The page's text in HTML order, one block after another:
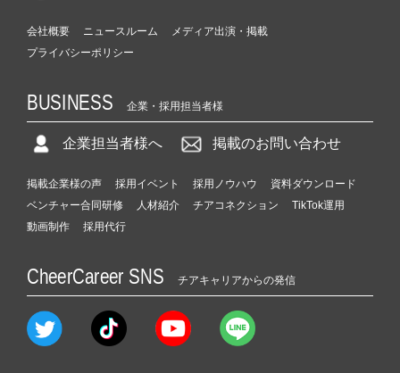
会社概要 ニュースルーム
メディア出演・掲載
プライバシーポリシー
BUSINESS 企業・採用担当者様
企業担当者様へ 掲載のお問い合わせ
掲載企業様の声 採用イベント 採用ノウハウ
資料ダウンロード
ベンチャー合同研修
人材紹介 チアコネクション
TikTok運用
動画制作
採用代行
CheerCareer SNS チアキャリアからの発信